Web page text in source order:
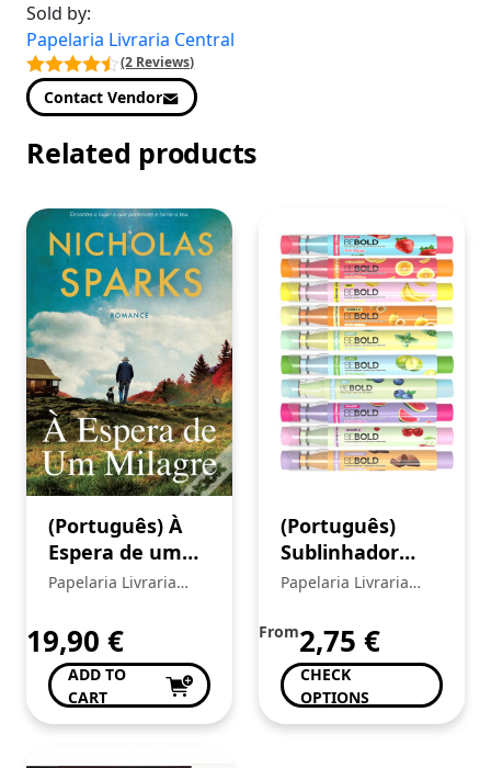
Sold by:
Papelaria Livraria Central
(2 Reviews)
Contact Vendor
Related products
(Português) À
Espera de um
Milagre
Papelaria Livraria
19,90 €
ADD TO
CART
(Português)
Sublinhador
BeBold
NEWPEN Fruit
Edition
Papelaria Livraria
From2,75 €
CHECK
OPTIONS